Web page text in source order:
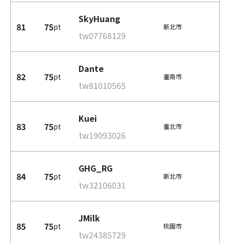
81 75pt
SkyHuang
tw07768129
新北市
82 75pt
Dante
tw81010565
臺南市
83 75pt
Kuei
tw19093026
臺北市
84 75pt
GHG_RG
tw32106031
新北市
85 75pt
JMilk
tw24385729
桃園市